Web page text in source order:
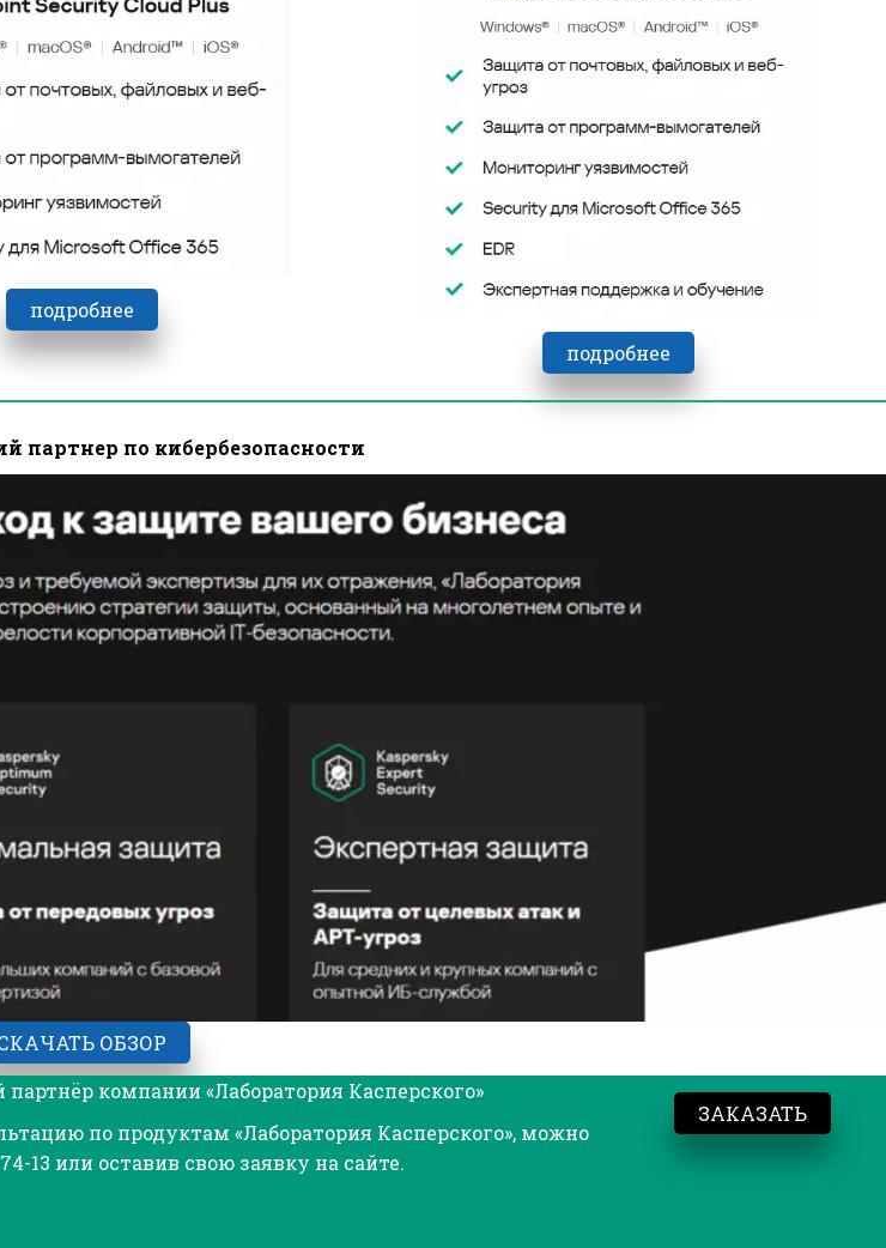
подробнее
подробнее
партнер по кибербезопасности
ОБЗОР
компании «Лаборатория Касперского»
по продуктам «Лаборатория Касперского», можно
13 или оставив свою заявку на сайте.
ЗАКАЗАТЬ